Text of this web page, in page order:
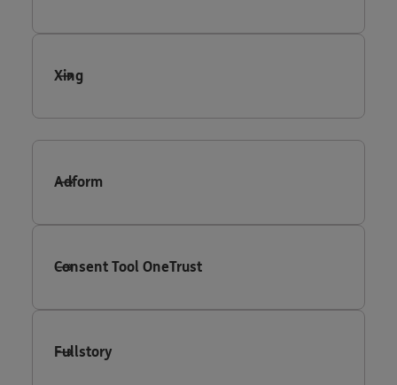
Xing
Adform
Consent Tool OneTrust
Fullstory